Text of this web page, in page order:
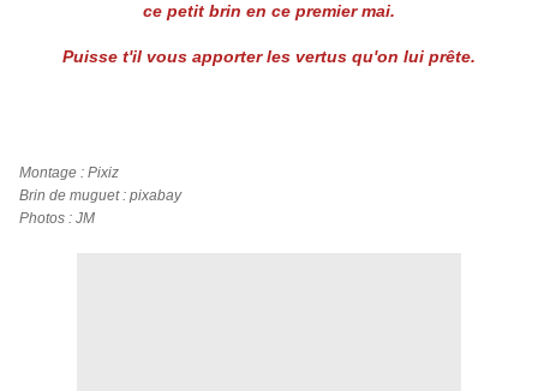
ce petit brin en ce premier mai.
Puisse t'il vous apporter les vertus qu'on lui prête.
Montage : Pixiz
Brin de muguet : pixabay
Photos : JM